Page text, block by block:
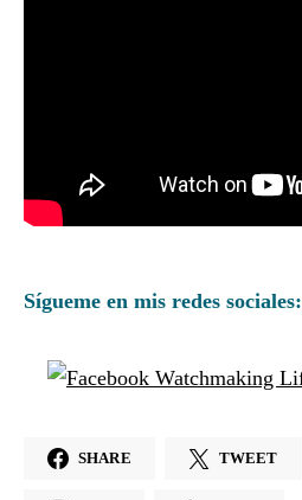
Sígueme en mis redes sociales:
SHARE TWEET